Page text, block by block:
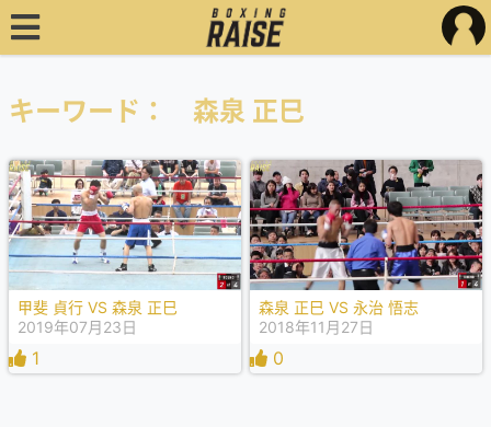
キーワード： 森泉 正巳
甲斐 貞行 VS 森泉 正巳
2019年07月23日
1
森泉 正巳 VS 永治 悟志
2018年11月27日
0